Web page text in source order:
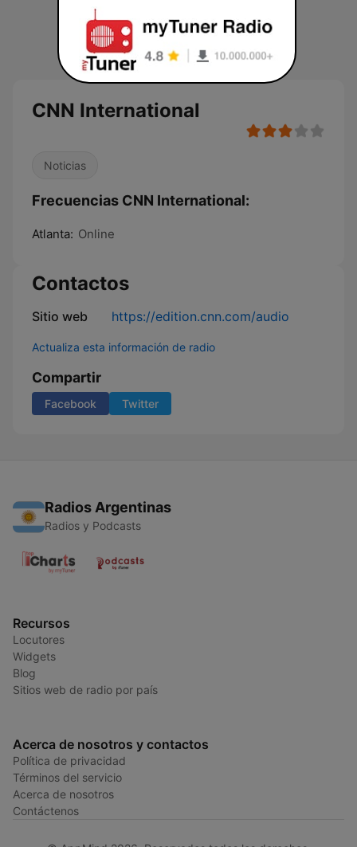
CNN International
Noticias
Frecuencias CNN International:
Atlanta: Online
Contactos
Sitio web https://edition.cnn.com/audio
Actualiza esta información de radio
Compartir
Facebook Twitter
Radios Argentinas
Radios y Podcasts
Recursos
Locutores
Widgets
Blog
Sitios web de radio por país
Acerca de nosotros y contactos
Política de privacidad
Términos del servicio
Acerca de nosotros
Contáctenos